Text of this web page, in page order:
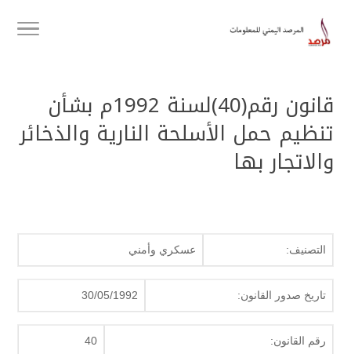
قانون رقم(40)لسنة 1992م بشأن
تنظيم حمل الأسلحة النارية والذخائر
والاتجار بها
التصنيف: عسكري وأمني
تاريخ صدور القانون: 30/05/1992
رقم القانون: 40